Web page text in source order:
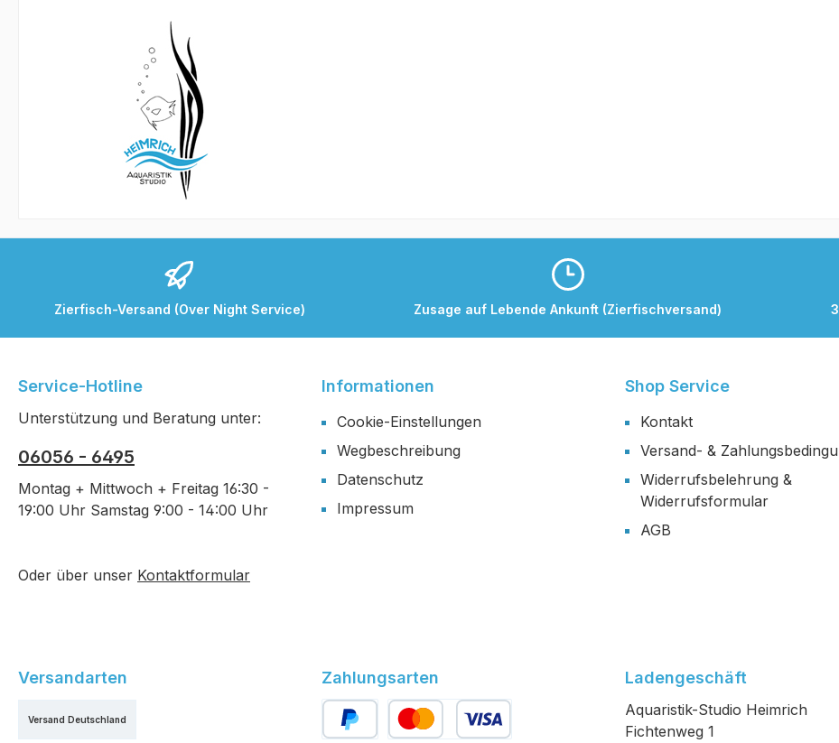
Zierfisch-Versand (Over Night Service) Zusage auf Lebende Ankunft (Zierfischversand)
Service-Hotline
Unterstützung und Beratung unter:
06056 - 6495
Montag + Mittwoch + Freitag 16:30 -
19:00 Uhr Samstag 9:00 - 14:00 Uhr
Oder über unser Kontaktformular
Informationen
Cookie-Einstellungen
Wegbeschreibung
Datenschutz
Impressum
Shop Service
Kontakt
Versand- &
Widerrufsbelehrung &
Widerrufsformular
AGB
Versandarten
Versand Deutschland
Zahlungsarten Ladengeschäft
Aquaristik-Studio Heimrich
Fichtenweg 1